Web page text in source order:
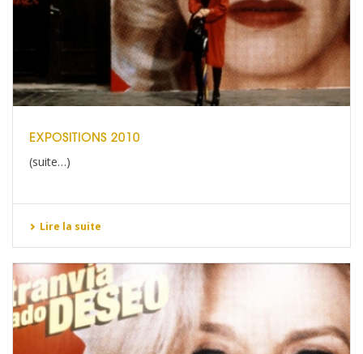
EXPOSITIONS 2010
(suite…)
Lire la suite